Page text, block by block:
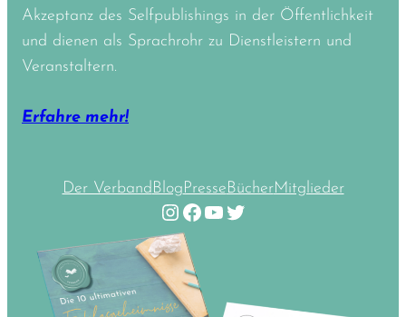
Akzeptanz des Selfpublishings in der Öffentlichkeit
und dienen als Sprachrohr zu Dienstleistern und
Veranstaltern.
Erfahre mehr!
Der VerbandBlogPresseBücherMitglieder
Instagram Facebook YouTube Twitter